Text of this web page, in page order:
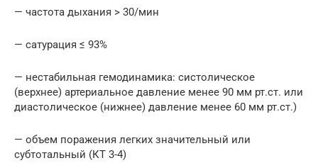
— частота дыхания > 30/мин
— сатурация ≤ 93%
— нестабильная гемодинамика: систолическое
(верхнее) артериальное давление менее 90 мм рт.ст. или
диастолическое (нижнее) давление менее 60 мм рт.ст.)
— объем поражения легких значительный или
субтотальный (КТ 3-4)